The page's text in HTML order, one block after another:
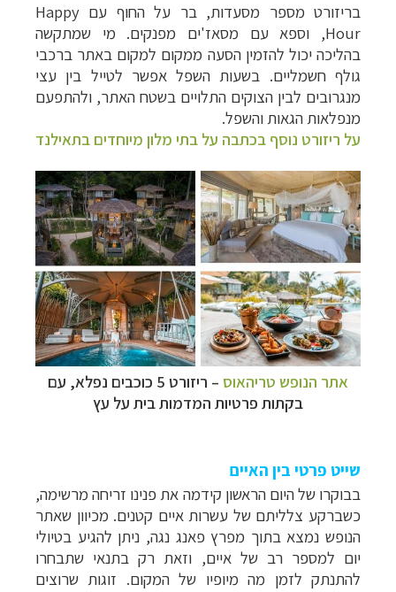
בריזורט מספר מסעדות, בר על החוף עם Happy
Hour, וספא עם מסאז'ים מפנקים. מי שמתקשה
בהליכה יכול להזמין הסעה ממקום למקום באתר ברכבי
גולף חשמליים. בשעות השפל אפשר לטייל בין עצי
מנגרובים לבין הצוקים התלויים בשטח האתר, ולהתפעם
מנפלאות הגאות והשפל.
על ריזורט נוסף בכתבה על בתי מלון מיוחדים בתאילנד
אתר הנופש טריהאוס –
ריזורט 5 כוכבים נפלא, עם
בקתות פרטיות המדמות בית על עץ
שייט פרטי בין האיים
בבוקרו של היום הראשון קידמה את פנינו זריחה מרשימה,
כשברקע צלליתם של עשרות איים קטנים. מכיוון שאתר
הנופש נמצא בתוך מפרץ פאנג נגה, ניתן להגיע בטיולי
יום למספר רב של איים, וזאת רק בתנאי שתבחרו
להתנתק לזמן מה מיופיו של המקום. זוגות שרוצים